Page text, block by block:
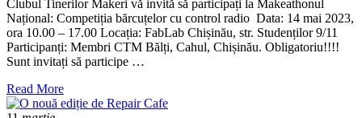
Clubul Tinerilor Makeri vă invită să participați la Makeathonul
Național: Competiția bărcuțelor cu control radio Data: 14 mai 2023,
ora 10.00 – 17.00 Locația: FabLab Chișinău, str. Studenților 9/11
Participanți: Membri CTM Bălți, Cahul, Chișinău. Obligatoriu!!!!
Sunt invitați să participe …
Read More